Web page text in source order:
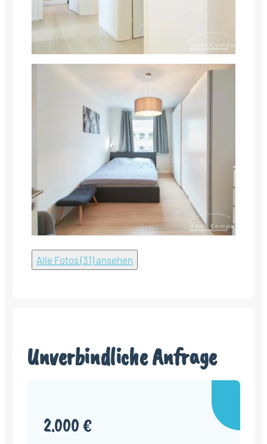
Alle Fotos (31) ansehen
Unverbindliche Anfrage
2.000 €